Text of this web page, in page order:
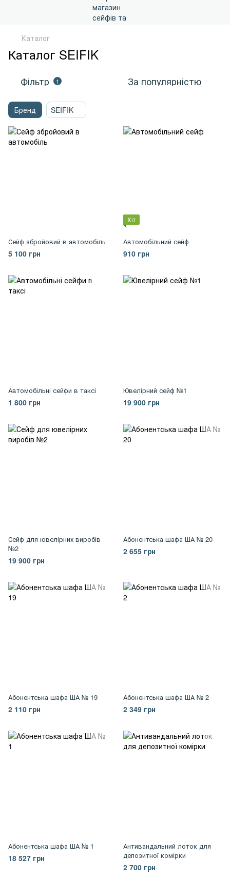
Каталог
Каталог SEIFIK
Фільтр 1 За популярністю
Бренд SEIFIK
Сейф збройовий в автомобіль
5 100 грн
Хіт
Автомобільний сейф
910 грн
Автомобільні сейфи в таксі
1 800 грн
Ювелірний сейф №1
19 900 грн
Сейф для ювелірних виробів
№2
19 900 грн
Абонентська шафа ША № 20
2 655 грн
Абонентська шафа ША № 19
2 110 грн
Абонентська шафа ША № 2
2 349 грн
Абонентська шафа ША № 1
18 527 грн
Антивандальний лоток для
депозитної комірки
2 700 грн